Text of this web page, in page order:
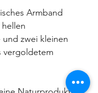
Armband
und zwei kleinen
vergoldetem